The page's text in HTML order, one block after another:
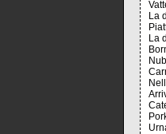
La
La